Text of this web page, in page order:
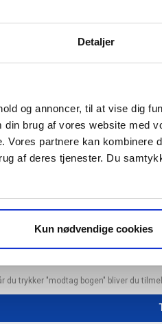
Detaljer
og annoncer, til at vise dig
brug af vores website med
Vores partnere kan kombinere
af deres tjenester. Du
Kun nødvendige cookies
"SUCCES I EN
du trykker "modtag bogen" bliver du